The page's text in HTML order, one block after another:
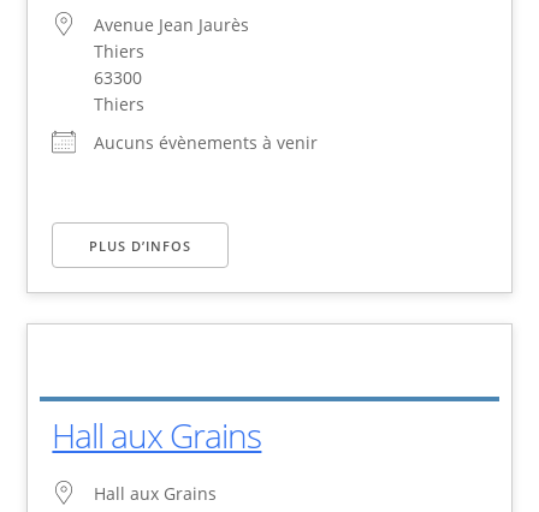
Avenue Jean Jaurès
Thiers
63300
Thiers
Aucuns évènements à venir
PLUS D’INFOS
Hall aux Grains
Hall aux Grains